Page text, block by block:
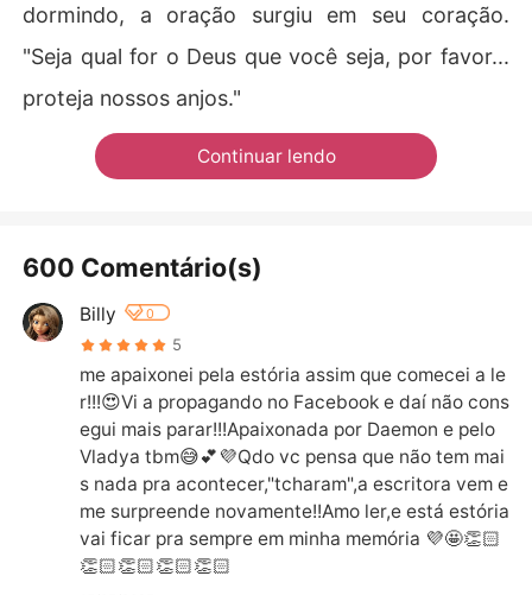
dormindo, a oração surgiu em seu coração.
"Seja qual for o Deus que você seja, por favor...
proteja nossos anjos."
Continuar lendo
600 Comentário(s)
Billy 0
5
me apaixonei pela estória assim que comecei a le
r!!!😍Vi a propagando no Facebook e daí não cons
egui mais parar!!!Apaixonada por Daemon e pelo
Vladya tbm😅💕💜Qdo vc pensa que não tem mai
s nada pra acontecer,"tcharam",a escritora vem e
me surpreende novamente!!Amo ler,e está estória
vai ficar pra sempre em minha memória 💜🤩👏🏻
👏🏻👏🏻👏🏻👏🏻